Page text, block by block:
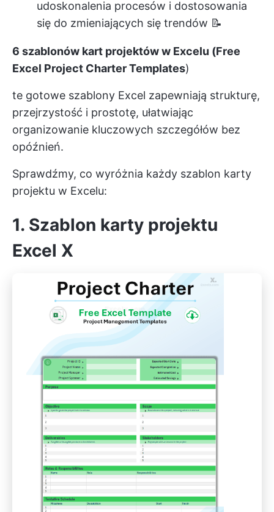
udoskonalenia procesów i dostosowania
się do zmieniających się trendów 📝
6 szablonów kart projektów w Excelu (Free
Excel Project Charter Templates)
te gotowe szablony Excel zapewniają strukturę,
przejrzystość i prostotę, ułatwiając
organizowanie kluczowych szczegółów bez
opóźnień.
Sprawdźmy, co wyróżnia każdy szablon karty
projektu w Excelu:
1. Szablon karty projektu
Excel X